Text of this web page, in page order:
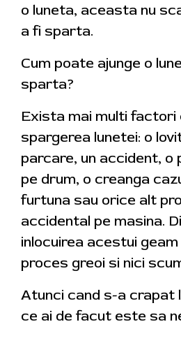
o luneta, aceasta nu
a fi sparta.
Cum poate ajunge o
sparta?
Exista mai multi factori
spargerea lunetei: o
parcare, un accident, o
pe drum, o creanga
furtuna sau orice alt
accidental pe masina.
inlocuirea acestui
proces greoi si nici
Atunci cand s-a crapat
ce ai de facut este sa